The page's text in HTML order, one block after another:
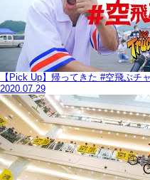
【Pick Up】帰ってきた #空飛ぶチ
2020.07.29